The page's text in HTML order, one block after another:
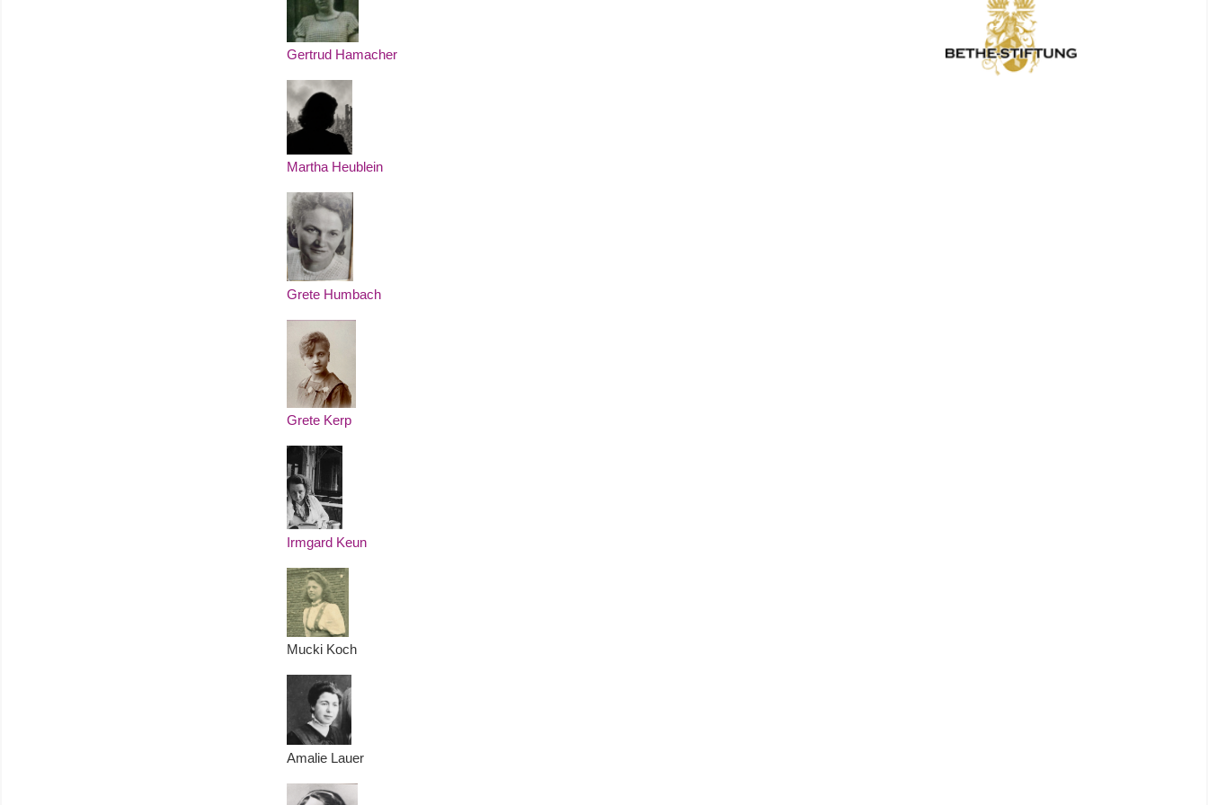
Gertrud Hamacher
Martha Heublein
Grete Humbach
Grete Kerp
Irmgard Keun
Mucki Koch
Amalie Lauer